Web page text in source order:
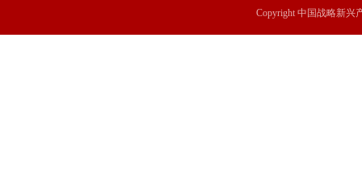
Copyright 中国战略新兴